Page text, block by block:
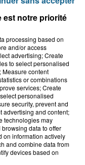
au cœur
en mer
les habitants de
est notre priorité
processing based on
and/or access
advertising; Create
to select personalised
Measure content
or combinations
services; Create
personalised
security, prevent and
advertising and content;
technologies may
data to offer
on information actively
and combine data from
devices based on